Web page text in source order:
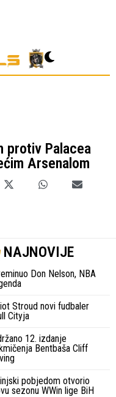
protiv Palacea
Arsenalom
NAJNOVIJE
Don Nelson, NBA
Stroud novi fudbaler
Cityja
12. izdanje
Bentbaša Cliff
pobjedom otvorio
sezonu WWin lige BiH